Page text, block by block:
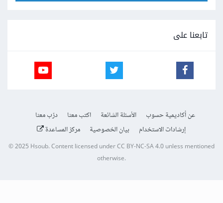
تابعنا على
عن أكاديمية حسوب الأسئلة الشائعة اكتب معنا
درّب معنا
إرشادات الاستخدام
بيان الخصوصية مركز المساعدة
© 2025 Hsoub.Content licensed underCC BY-NC-SA 4.0unless mentioned
otherwise.